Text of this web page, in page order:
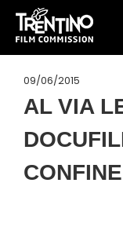
09/06/2015
AL VIA